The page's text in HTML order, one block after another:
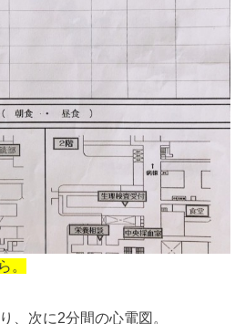
。
、次に2分間の心電図。